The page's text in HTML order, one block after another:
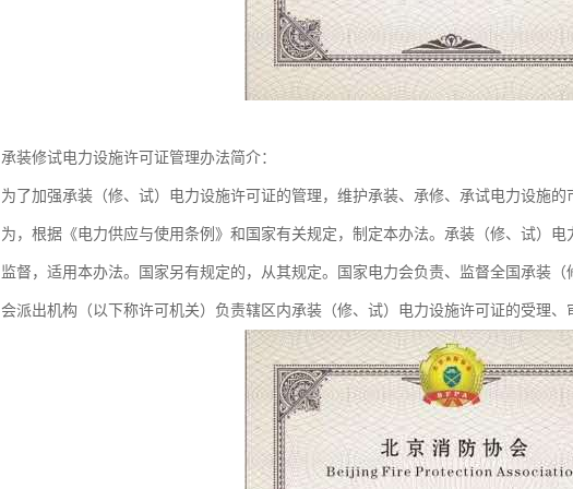
承装修试电力设施许可证管理办法简介：
为了加强承装（修、试）电力设施许可证的管理，维护承装、承修、承试电力设施
为，根据《电力供应与使用条例》和国家有关规定，制定本办法。承装（修、试）
监督，适用本办法。国家另有规定的，从其规定。国家电力会负责、监督全国承装
会派出机构（以下称许可机关）负责辖区内承装（修、试）电力设施许可证的受理